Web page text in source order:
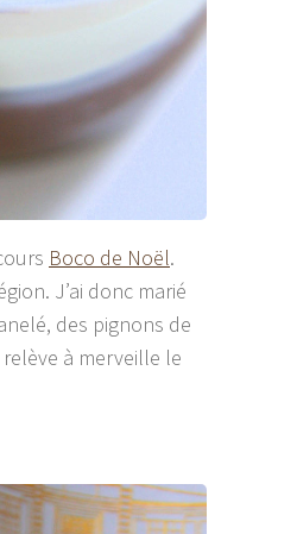
Boco de Noël.
J’ai donc marié
des pignons de
à merveille le